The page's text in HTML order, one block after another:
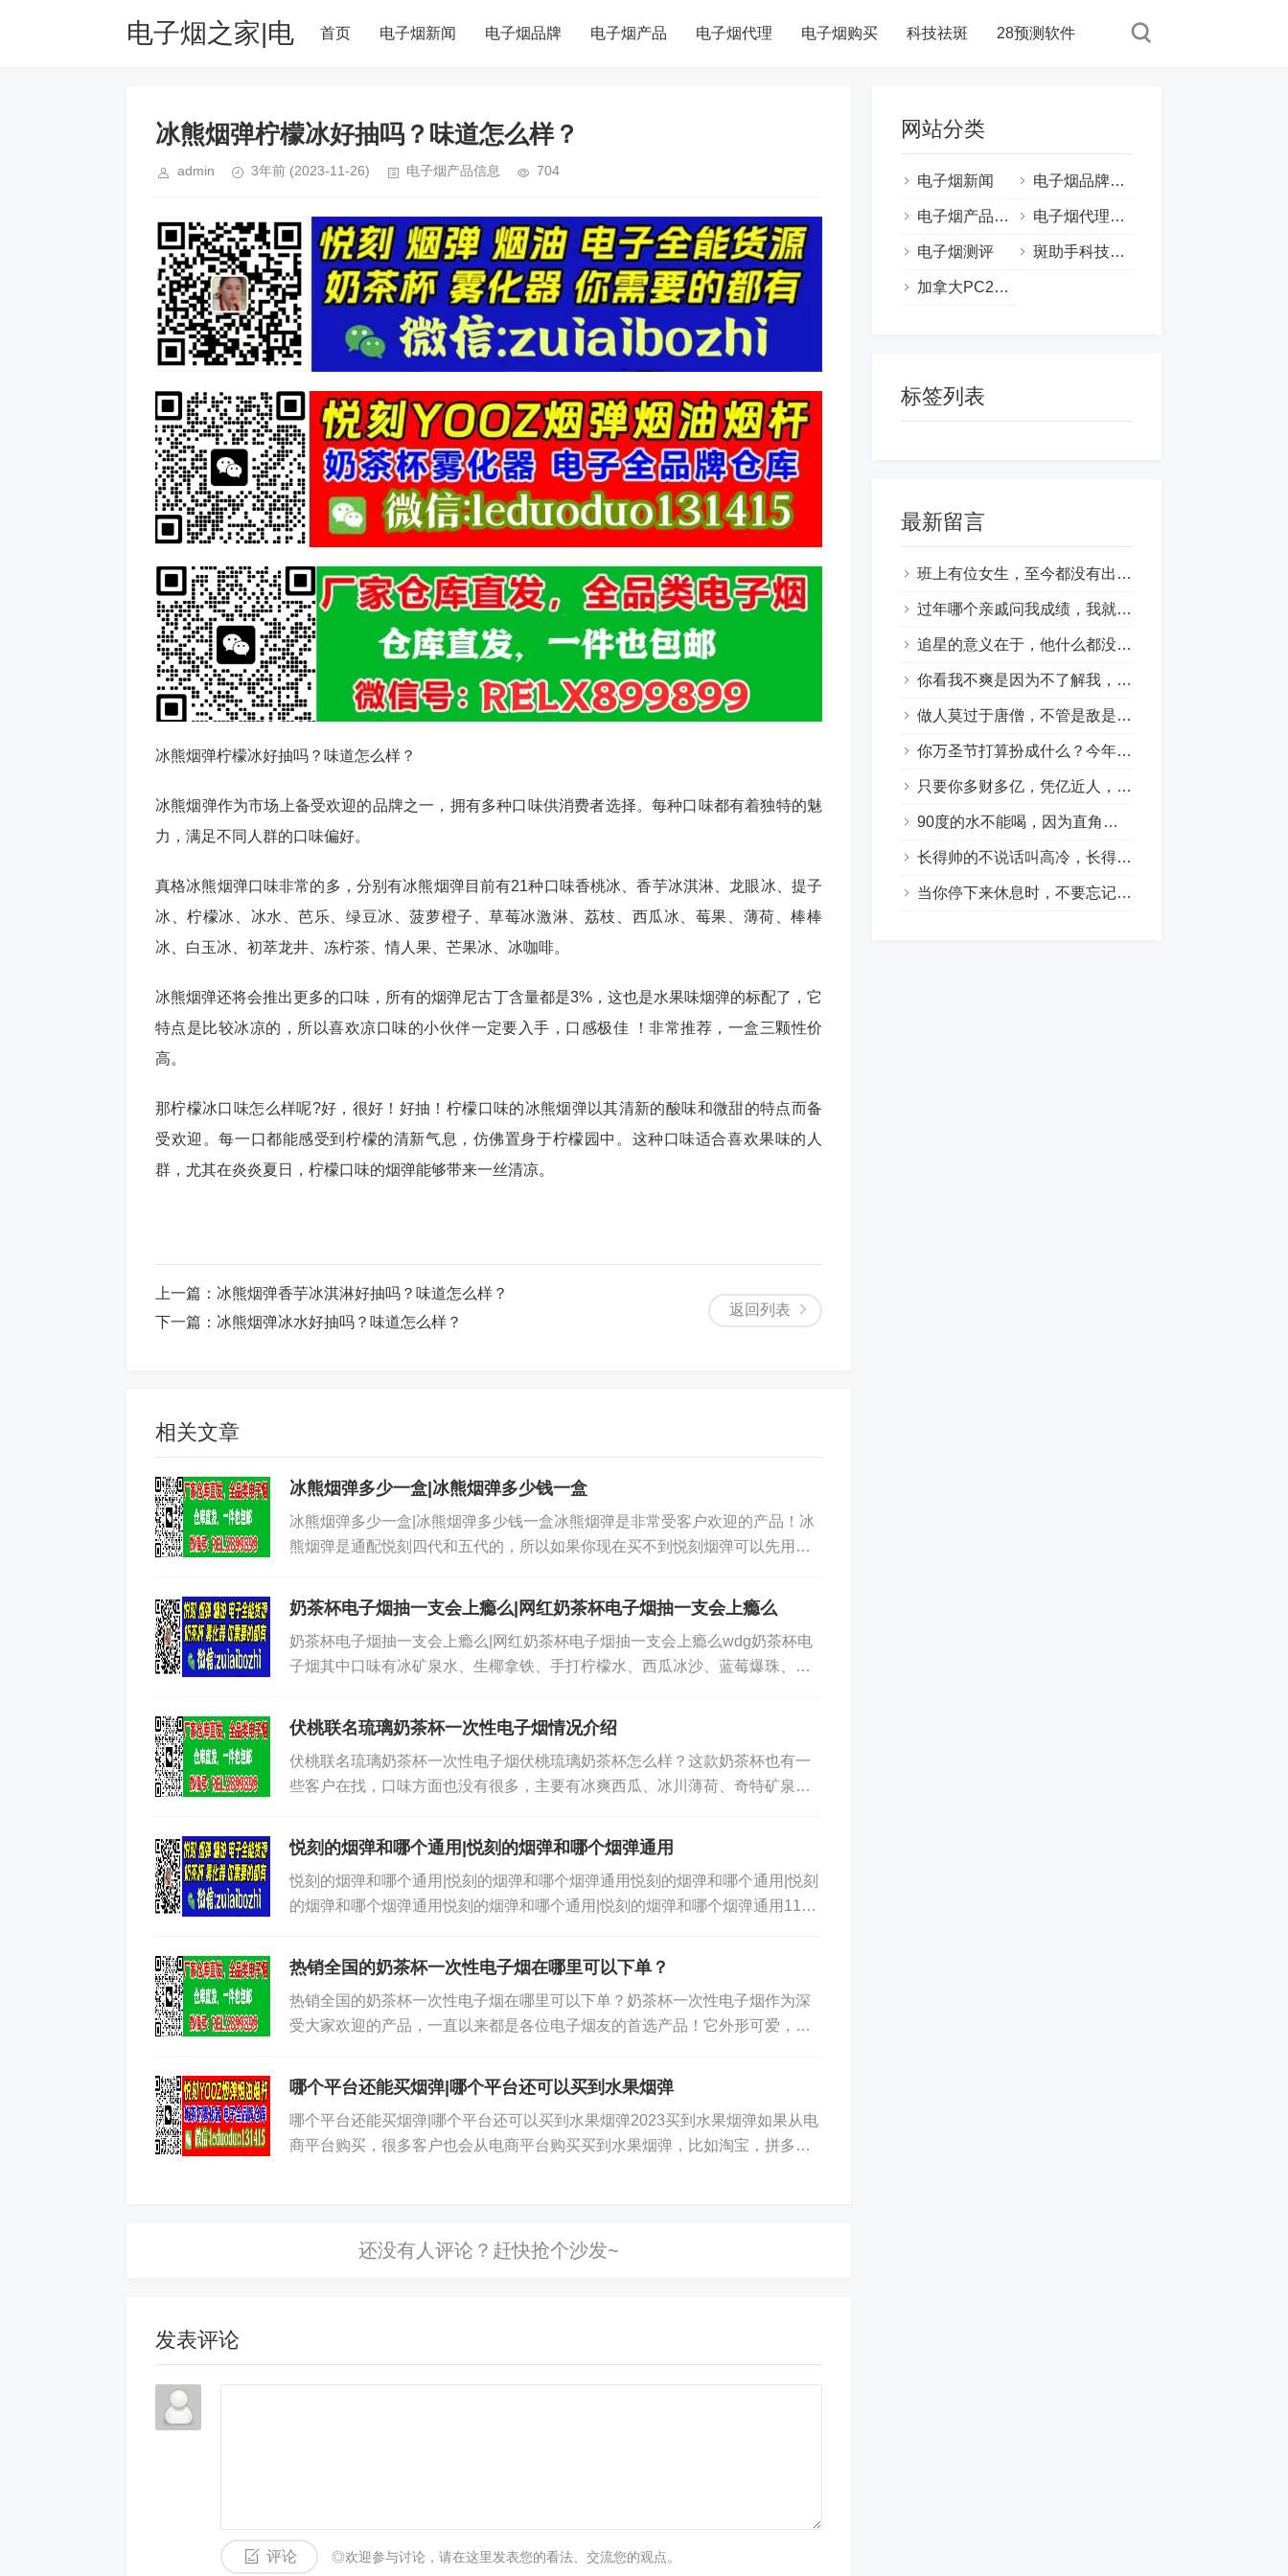
电子烟之家|电
物排行榜网站
首页 电子烟新闻 电子烟品牌 电子烟产品 电子烟代理 电子烟购买 科技祛斑 28预测软件
冰熊烟弹柠檬冰好抽吗？味道怎么样？
admin 3年前 (2023-11-26) 电子烟产品信息 704
冰熊烟弹柠檬冰好抽吗？味道怎么样？
冰熊烟弹作为市场上备受欢迎的品牌之一，拥有多种口味供消费者选择。每种口味都有着独特的魅
力，满足不同人群的口味偏好。
真格冰熊烟弹口味非常的多，分别有冰熊烟弹目前有21种口味香桃冰、香芋冰淇淋、龙眼冰、提子
冰、柠檬冰、冰水、芭乐、绿豆冰、菠萝橙子、草莓冰激淋、荔枝、西瓜冰、莓果、薄荷、棒棒
冰、白玉冰、初萃龙井、冻柠茶、情人果、芒果冰、冰咖啡。
冰熊烟弹还将会推出更多的口味，所有的烟弹尼古丁含量都是3%，这也是水果味烟弹的标配了，它
特点是比较冰凉的，所以喜欢凉口味的小伙伴一定要入手，口感极佳 ！非常推荐，一盒三颗性价
高。
那柠檬冰口味怎么样呢?好，很好！好抽！柠檬口味的冰熊烟弹以其清新的酸味和微甜的特点而备
受欢迎。每一口都能感受到柠檬的清新气息，仿佛置身于柠檬园中。这种口味适合喜欢果味的人
群，尤其在炎炎夏日，柠檬口味的烟弹能够带来一丝清凉。
返回列表
上一篇： 冰熊烟弹香芋冰淇淋好抽吗？味道怎么样？
下一篇： 冰熊烟弹冰水好抽吗？味道怎么样？
相关文章
冰熊烟弹多少一盒|冰熊烟弹多少钱一盒
冰熊烟弹多少一盒|冰熊烟弹多少钱一盒冰熊烟弹是非常受客户欢迎的产品！冰
熊烟弹是通配悦刻四代和五代的，所以如果你现在买不到悦刻烟弹可以先用这
奶茶杯电子烟抽一支会上瘾么|网红奶茶杯电子烟抽一支会上瘾么
奶茶杯电子烟抽一支会上瘾么|网红奶茶杯电子烟抽一支会上瘾么wdg奶茶杯电
子烟其中口味有冰矿泉水、生椰拿铁、手打柠檬水、西瓜冰沙、蓝莓爆珠、香
伏桃联名琉璃奶茶杯一次性电子烟情况介绍
伏桃联名琉璃奶茶杯一次性电子烟伏桃琉璃奶茶杯怎么样？这款奶茶杯也有一
些客户在找，口味方面也没有很多，主要有冰爽西瓜、冰川薄荷、奇特矿泉
悦刻的烟弹和哪个通用|悦刻的烟弹和哪个烟弹通用
悦刻的烟弹和哪个通用|悦刻的烟弹和哪个烟弹通用悦刻的烟弹和哪个通用|悦刻
的烟弹和哪个烟弹通用悦刻的烟弹和哪个通用|悦刻的烟弹和哪个烟弹通用11多
热销全国的奶茶杯一次性电子烟在哪里可以下单？
热销全国的奶茶杯一次性电子烟在哪里可以下单？奶茶杯一次性电子烟作为深
受大家欢迎的产品，一直以来都是各位电子烟友的首选产品！它外形可爱，价
哪个平台还能买烟弹|哪个平台还可以买到水果烟弹
哪个平台还能买烟弹|哪个平台还可以买到水果烟弹2023买到水果烟弹如果从电
商平台购买，很多客户也会从电商平台购买买到水果烟弹，比如淘宝，拼多
发表评论
评论 ◎欢迎参与讨论，请在这里发表您的看法、交流您的观点。
网站分类
电子烟新闻 电子烟品牌动态
电子烟产品信息 电子烟代理信息
电子烟测评 斑助手科技祛斑
加拿大PC28预测软件
标签列表
最新留言
班上有位女生，至今都没有出现过，她名叫安静。
过年哪个亲戚问我成绩，我就问他年终奖金。
追星的意义在于，他什么都没做，却治愈了你所有的不开心。
你看我不爽是因为不了解我，如果了解我，你看都不想看我。
做人莫过于唐僧，不管是敌是友，都想送他上西天。
你万圣节打算扮成什么？今年我本色出演——穷鬼。
只要你多财多亿，凭亿近人，还怕找不到女朋友吗？
90度的水不能喝，因为直角卡喉咙！
长得帅的不说话叫高冷，长得丑的不说话叫自闭。
当你停下来休息时，不要忘记别人还在奔跑，所以请拌倒他。